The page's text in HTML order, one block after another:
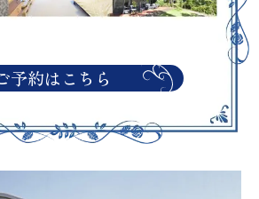
予約はこちら